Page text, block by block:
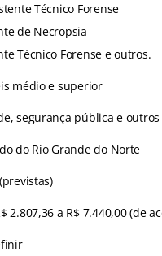
Técnico Forense
de Necropsia
Técnico Forense e outros.
médio e superior
segurança pública e outros
do Rio Grande do Norte
2.807,36 a R$ 7.440,00 (de